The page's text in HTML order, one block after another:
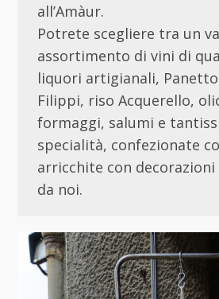
all’Amàur.
Potrete scegliere tra un
assortimento di vini di
liquori artigianali,
Filippi, riso Acquerello,
formaggi, salumi e
specialità, confezionate
arricchite con
da noi.